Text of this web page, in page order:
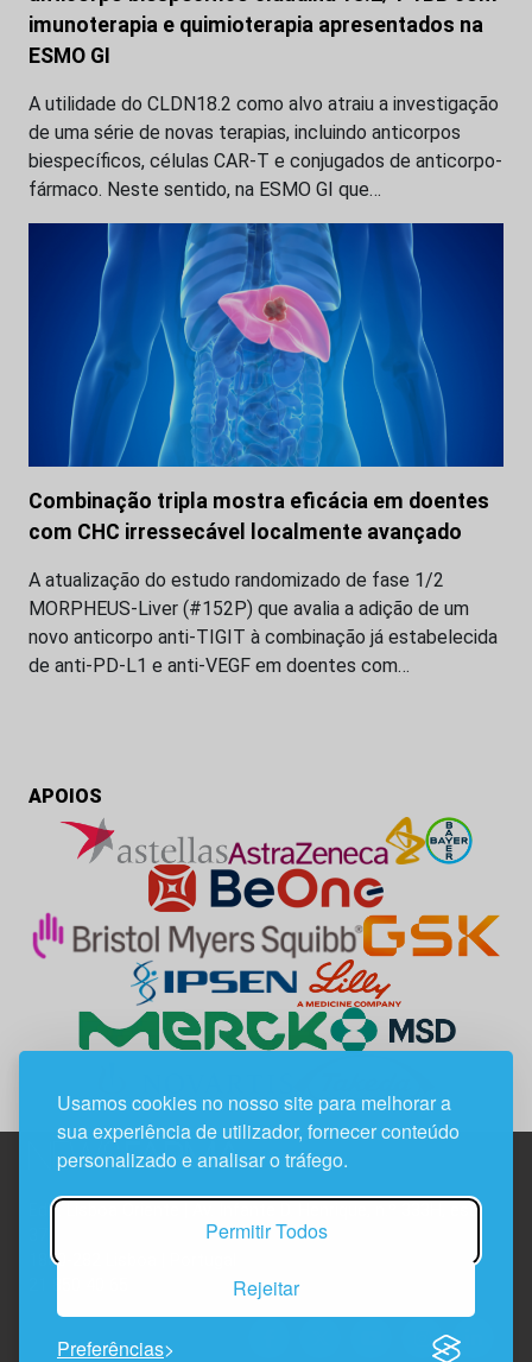
Usamos cookies no nosso site para melhorar a
sua experiência de utilizador, fornecer conteúdo
personalizado e analisar o tráfego.
Permitir Todos
Rejeitar
Preferências
imunoterapia e quimioterapia apresentados na
ESMO GI
A utilidade do CLDN18.2 como alvo atraiu a investigação
de uma série de novas terapias, incluindo anticorpos
biespecíficos, células CAR-T e conjugados de anticorpo-
fármaco. Neste sentido, na ESMO GI que…
Combinação tripla mostra eficácia em doentes
com CHC irressecável localmente avançado
A atualização do estudo randomizado de fase 1/2
MORPHEUS-Liver (#152P) que avalia a adição de um
novo anticorpo anti-TIGIT à combinação já estabelecida
de anti-PD-L1 e anti-VEGF em doentes com…
APOIOS
Edif. Lisboa Oriente | Av. Infante D. Henrique, n.º 333H, esc.
1800-282 Lisboa | Portugal